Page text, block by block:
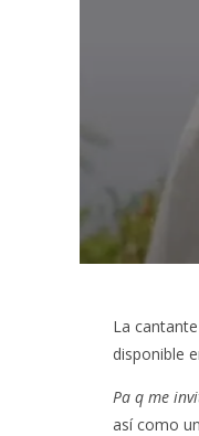
La
disponible
Pa q me
así como